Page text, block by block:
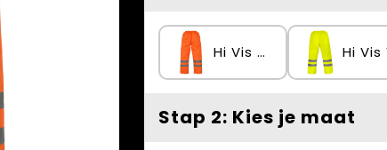
Hi Vis Orange
Stap 2: Kies je maat